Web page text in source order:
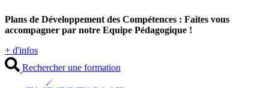
au
contenu
Plans de Développement des Compétences : Faites vous
accompagner par notre Equipe Pédagogique !
+ d'infos
Rechercher une formation